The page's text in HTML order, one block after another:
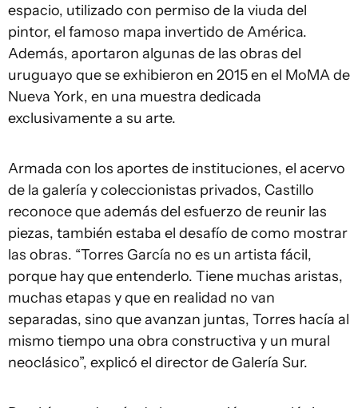
espacio, utilizado con permiso de la viuda del
pintor, el famoso mapa invertido de América.
Además, aportaron algunas de las obras del
uruguayo que se exhibieron en 2015 en el MoMA de
Nueva York, en una muestra dedicada
exclusivamente a su arte.
Armada con los aportes de instituciones, el acervo
de la galería y coleccionistas privados, Castillo
reconoce que además del esfuerzo de reunir las
piezas, también estaba el desafío de como mostrar
las obras. “Torres García no es un artista fácil,
porque hay que entenderlo. Tiene muchas aristas,
muchas etapas y que en realidad no van
separadas, sino que avanzan juntas, Torres hacía al
mismo tiempo una obra constructiva y un mural
neoclásico”, explicó el director de Galería Sur.